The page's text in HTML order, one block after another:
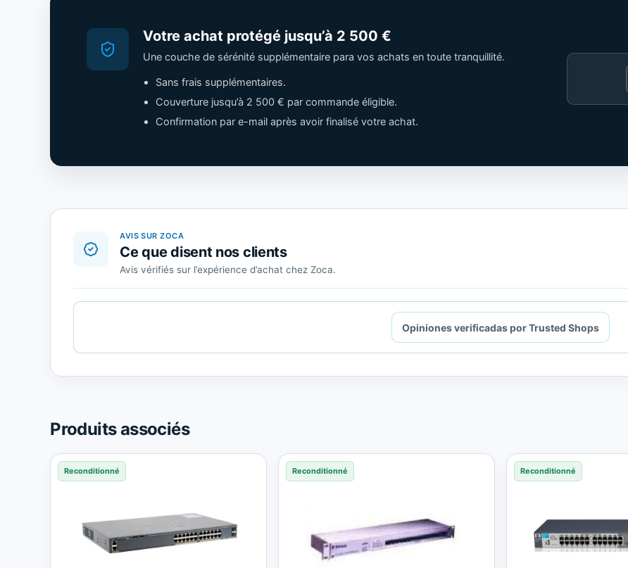
Votre achat protégé jusqu’à 2 500 €
Une couche de sérénité supplémentaire para vos achats en toute tranquillité.
Sans frais supplémentaires.
Couverture jusqu’à 2 500 € par commande éligible.
Confirmation par e-mail après avoir finalisé votre achat.
contenido
de
AVIS SUR ZOCA
Ce que disent nos clients
Avis vérifiés sur l’expérience d’achat chez Zoca.
de
Opiniones verificadas por Trusted Shops
Produits associés
Reconditionné Reconditionné Reconditionné